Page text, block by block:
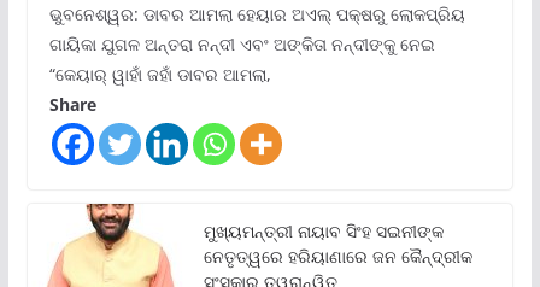
ଭୁବନେଶ୍ୱର: ଡାବର ଆମଲା ହେୟାର ଅଏଲ୍ ପକ୍ଷରୁ ଲୋକପ୍ରିୟ
ଗାୟିକା ଯୁଗଳ ଅନ୍ତରା ନନ୍ଦୀ ଏବଂ ଅଙ୍କିତା ନନ୍ଦୀଙ୍କୁ ନେଇ
“କେୟାର୍ ୱାହାଁ ଜହାଁ ଡାବର ଆମଲା,
Share
ମୁଖ୍ୟମନ୍ତ୍ରୀ ନାୟାବ ସିଂହ ସଇନୀଙ୍କ
ନେତୃତ୍ୱରେ ହରିୟାଣାରେ ଜନ କୈନ୍ଦ୍ରୀକ
ସଂସ୍କାର ତ୍ୱରାନ୍ୱିତ